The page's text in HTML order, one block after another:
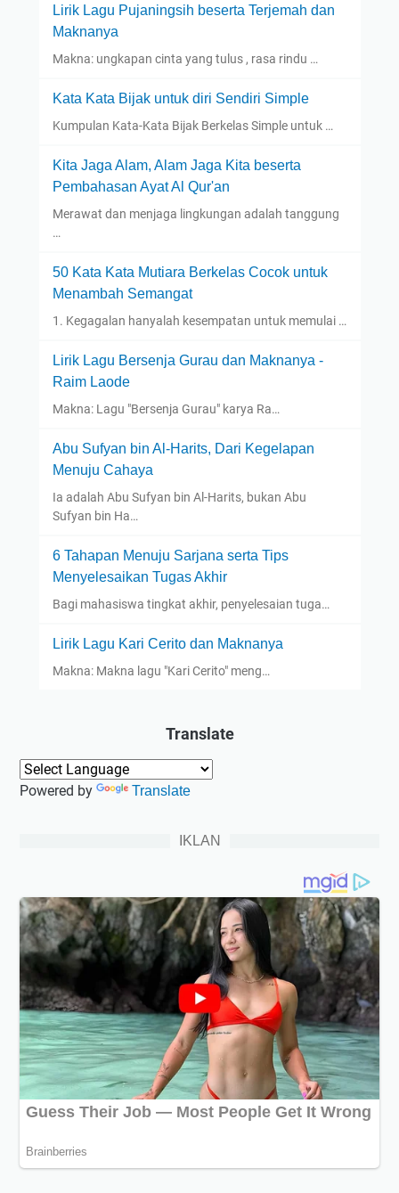
Lirik Lagu Pujaningsih beserta Terjemah dan
Maknanya
Makna: ungkapan cinta yang tulus , rasa rindu …
Kata Kata Bijak untuk diri Sendiri Simple
Kumpulan Kata-Kata Bijak Berkelas Simple untuk …
Kita Jaga Alam, Alam Jaga Kita beserta
Pembahasan Ayat Al Qur'an
Merawat dan menjaga lingkungan adalah tanggung
…
50 Kata Kata Mutiara Berkelas Cocok untuk
Menambah Semangat
1. Kegagalan hanyalah kesempatan untuk memulai …
Lirik Lagu Bersenja Gurau dan Maknanya -
Raim Laode
Makna: Lagu "Bersenja Gurau" karya Ra…
Abu Sufyan bin Al-Harits, Dari Kegelapan
Menuju Cahaya
Ia adalah Abu Sufyan bin Al-Harits, bukan Abu
Sufyan bin Ha…
6 Tahapan Menuju Sarjana serta Tips
Menyelesaikan Tugas Akhir
Bagi mahasiswa tingkat akhir, penyelesaian tuga…
Lirik Lagu Kari Cerito dan Maknanya
Makna: Makna lagu "Kari Cerito" meng…
Translate
Powered by Translate
IKLAN